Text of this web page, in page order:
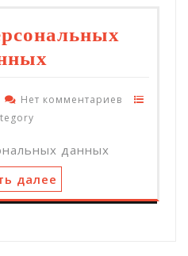
Нет комментариев
данных
далее